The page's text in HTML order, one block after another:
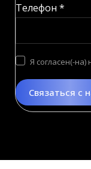
Телефон *
Связаться с
Я согласен(-